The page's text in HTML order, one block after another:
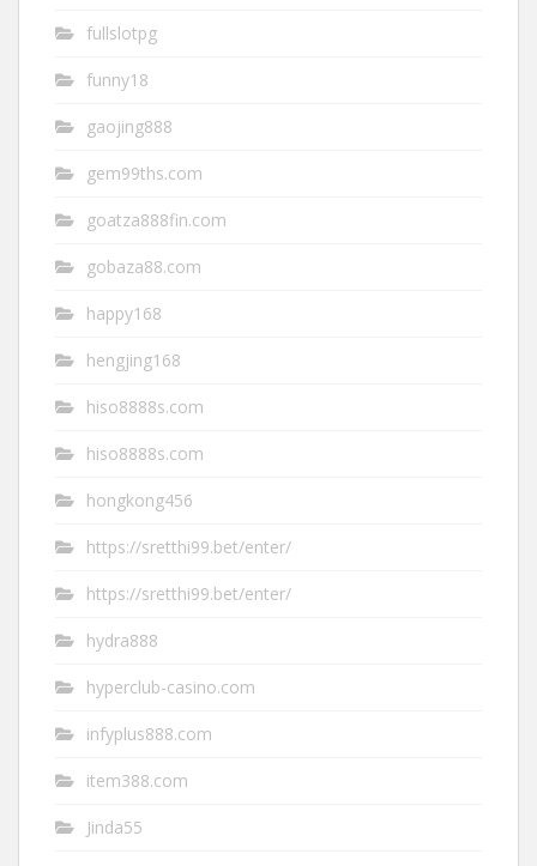
fullslotpg
funny18
gaojing888
gem99ths.com
goatza888fin.com
gobaza88.com
happy168
hengjing168
hiso8888s.com
hiso8888s.com
hongkong456
https://sretthi99.bet/enter/
https://sretthi99.bet/enter/
hydra888
hyperclub-casino.com
infyplus888.com
item388.com
Jinda55